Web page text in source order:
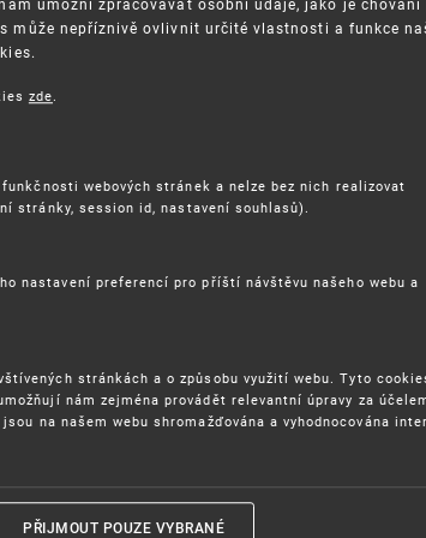
značky hádají
17. 9. 2026
se mimo
zemích
4. 11. –
Madrid
může nepříznivě ovlivnit určité vlastnosti a funkce
zde
webových stránek a nelze bez nich realizovat
stránky, session id, nastavení souhlasů).
nastavení preferencí pro příští návštěvu našeho webu a
stránkách a o způsobu využití webu. Tyto
nám zejména provádět relevantní úpravy za
na našem webu shromažďována a vyhodnocována
PŘIJMOUT POUZE VYBRANÉ